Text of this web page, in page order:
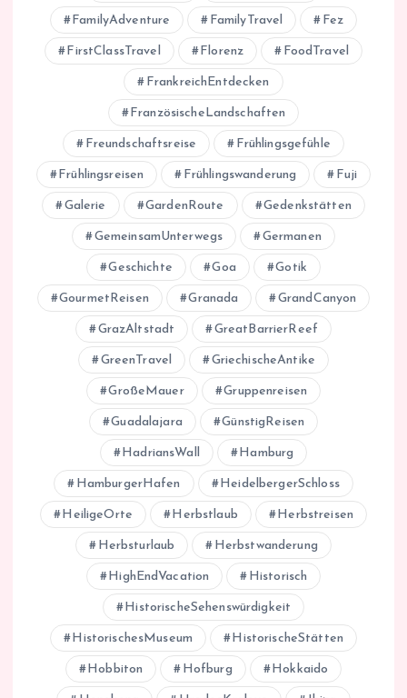
FamilyAdventure FamilyTravel Fez
FirstClassTravel Florenz FoodTravel
FrankreichEntdecken
FranzösischeLandschaften
Freundschaftsreise Frühlingsgefühle
Frühlingsreisen Frühlingswanderung Fuji
Galerie GardenRoute Gedenkstätten
GemeinsamUnterwegs Germanen
Geschichte Goa Gotik
GourmetReisen Granada GrandCanyon
GrazAltstadt GreatBarrierReef
GreenTravel GriechischeAntike
GroßeMauer Gruppenreisen
Guadalajara GünstigReisen
HadriansWall Hamburg
HamburgerHafen HeidelbergerSchloss
HeiligeOrte Herbstlaub Herbstreisen
Herbsturlaub Herbstwanderung
HighEndVacation Historisch
HistorischeSehenswürdigkeit
HistorischesMuseum HistorischeStätten
Hobbiton Hofburg Hokkaido